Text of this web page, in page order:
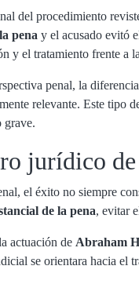
del procedimiento
pena y el acusado evitó
y el tratamiento frente a
penal, la
relevante. Este tipo
grave.
jurídico de
el éxito no siempre
de la pena, evitar
actuación de Abraham
se orientara hacia el